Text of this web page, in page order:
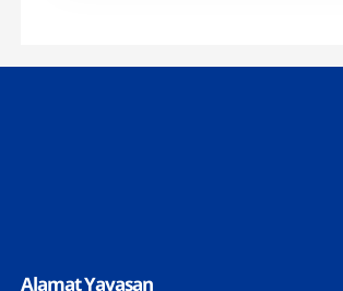
Alamat Yayasan